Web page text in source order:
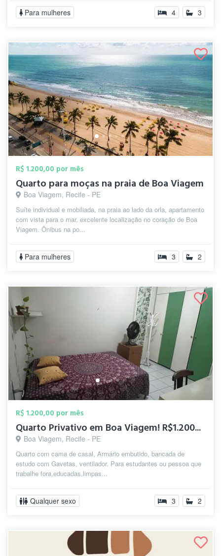
Para mulheres 4 3
R$ 1.200,00 por mês
Quarto para moças na praia de Boa Viagem
Boa Viagem, Recife - PE
Suíte individual e mobiliada, na praia ao lado da orla, apartamento
com vista para o mar, excelente localização no coração de Boa
Viagem. Ônibus na po...
Para mulheres 3 2
R$ 1.200,00 por mês
Quarto Privativo em Boa Viagem! R$1.200...
Boa Viagem, Recife - PE
Quarto com cama de casal, Armário embutido, bancada de
estudo com Gavetas, ventilador. Para estudantes ou pessoa que
trabalhe fora,educadas,limpas...
Qualquer sexo 3 2